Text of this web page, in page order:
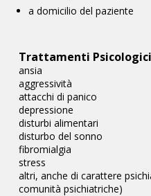
a domicilio del paziente
Trattamenti
ansia
aggressività
attacchi di panico
depressione
disturbi alimentari
disturbo del sonno
fibromialgia
stress
altri, anche di carattere
comunità psichiatriche)